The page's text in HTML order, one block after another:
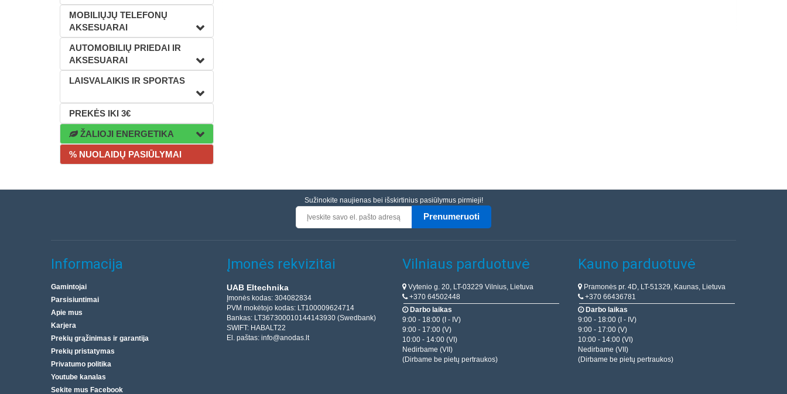
MOBILIŲJŲ TELEFONŲ
AKSESUARAI
AUTOMOBILIŲ PRIEDAI IR
AKSESUARAI
LAISVALAIKIS IR SPORTAS
PREKĖS IKI 3€
ŽALIOJI ENERGETIKA
% NUOLAIDŲ PASIŪLYMAI
Sužinokite naujienas bei išskirtinius pasiūlymus pirmieji!
Prenumeruoti
Informacija
Gamintojai
Parsisiuntimai
Apie mus
Karjera
Prekių grąžinimas ir garantija
Prekių pristatymas
Privatumo politika
Youtube kanalas
Sekite mus Facebook
Įmonės rekvizitai
UAB Eltechnika
Įmonės kodas: 304082834
PVM mokėtojo kodas: LT100009624714
Bankas: LT367300010144143930 (Swedbank)
SWIFT: HABALT22
El. paštas: info@anodas.lt
Vilniaus parduotuvė
Vytenio g. 20, LT-03229 Vilnius, Lietuva
+370 64502448
Darbo laikas
9:00 - 18:00 (I - IV)
9:00 - 17:00 (V)
10:00 - 14:00 (VI)
Nedirbame (VII)
(Dirbame be pietų pertraukos)
Kauno parduotuvė
Pramonės pr. 4D, LT-51329, Kaunas, Lietuva
+370 66436781
Darbo laikas
9:00 - 18:00 (I - IV)
9:00 - 17:00 (V)
10:00 - 14:00 (VI)
Nedirbame (VII)
(Dirbame be pietų pertraukos)